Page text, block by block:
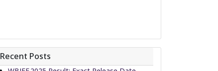
Recent Posts